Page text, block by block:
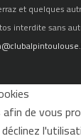
et quelques
interdite sans
de vous